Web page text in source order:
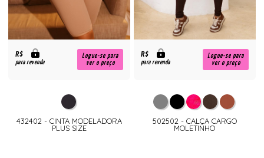
R$
para revenda
Logue-se para
ver o preço
432402 - CINTA MODELADORA
PLUS SIZE
R$
para revenda
Logue-se para
ver o preço
502502 - CALÇA CARGO
MOLETINHO